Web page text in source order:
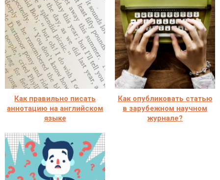
Как правильно писать
аннотацию на английском
языке
Как опубликовать статью
в зарубежном научном
журнале?